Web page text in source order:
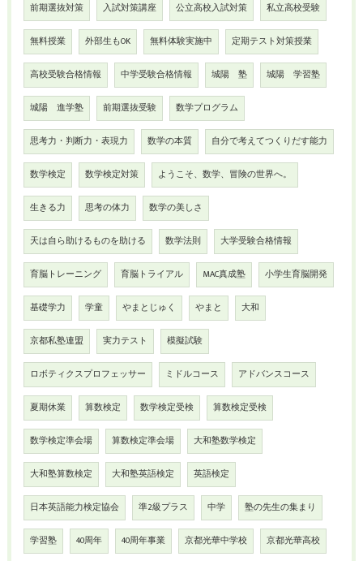
前期選抜対策 入試対策講座 公立高校入試対策 私立高校受験
無料授業 外部生もOK 無料体験実施中 定期テスト対策授業
高校受験合格情報 中学受験合格情報 城陽 塾 城陽 学習塾
城陽 進学塾 前期選抜受験 数学プログラム
思考力・判断力・表現力 数学の本質 自分で考えてつくりだす能力
数学検定 数学検定対策 ようこそ、数学、冒険の世界へ。
生きる力 思考の体力 数学の美しさ
天は自ら助けるものを助ける 数学法則 大学受験合格情報
育脳トレーニング 育脳トライアル MAC真成塾 小学生育脳開発
基礎学力 学童 やまとじゅく やまと 大和
京都私塾連盟 実力テスト 模擬試験
ロボティクスプロフェッサー ミドルコース アドバンスコース
夏期休業 算数検定 数学検定受検 算数検定受検
数学検定準会場 算数検定準会場 大和塾数学検定
大和塾算数検定 大和塾英語検定 英語検定
日本英語能力検定協会 準2級プラス 中学 塾の先生の集まり
学習塾 40周年 40周年事業 京都光華中学校 京都光華高校